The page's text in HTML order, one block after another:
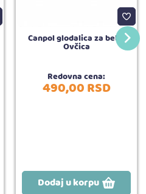
Canpol glodalica za bebe
Ovčica
Redovna cena:
490,00RSD
Dodaj u korpu